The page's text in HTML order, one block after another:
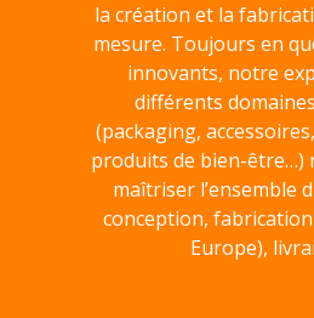
la création et la
mesure. Toujours en
innovants, notre
différents
(packaging,
produits de bien-être…)
maîtriser l’ensemble
conception,
Europe),